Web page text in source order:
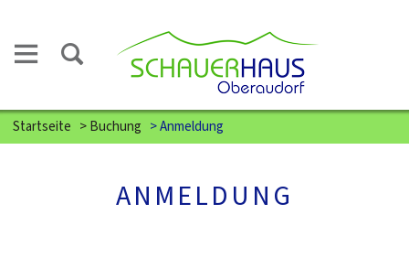
Startseite >Buchung >Anmeldung
ANMELDUNG